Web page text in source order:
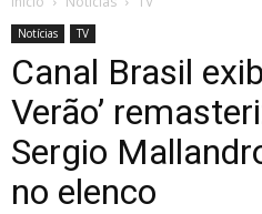
Notícias TV
Canal Brasil
Verão’
Sergio
no elenco